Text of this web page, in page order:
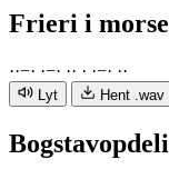
Frieri i
··−· ·−· ·· · ·−· ··
Lyt Hent .wav